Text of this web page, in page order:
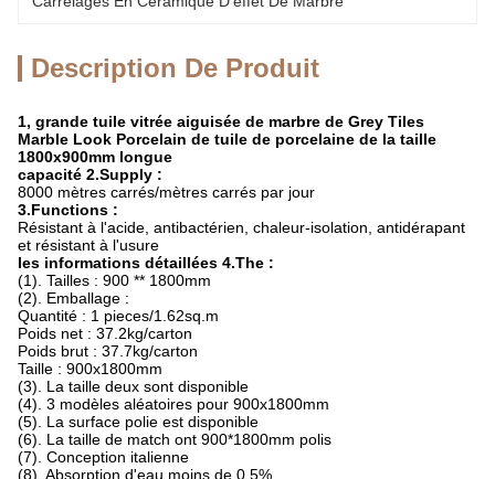
Description De Produit
1, grande tuile vitrée aiguisée de marbre de Grey Tiles
Marble Look Porcelain de tuile de porcelaine de la taille
1800x900mm longue
capacité 2.Supply :
8000 mètres carrés/mètres carrés par jour
3.Functions :
Résistant à l'acide, antibactérien, chaleur-isolation, antidérapant
et résistant à l'usure
les informations détaillées 4.The :
(1). Tailles : 900 ** 1800mm
(2). Emballage :
Quantité : 1 pieces/1.62sq.m
Poids net : 37.2kg/carton
Poids brut : 37.7kg/carton
Taille : 900x1800mm
(3). La taille deux sont disponible
(4). 3 modèles aléatoires pour 900x1800mm
(5). La surface polie est disponible
(6). La taille de match ont 900*1800mm polis
(7). Conception italienne
(8). Absorption d'eau moins de 0,5%